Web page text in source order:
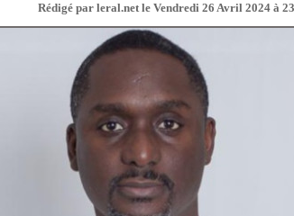
Rédigé par leral.net le Vendredi 26 Avril 2024 à